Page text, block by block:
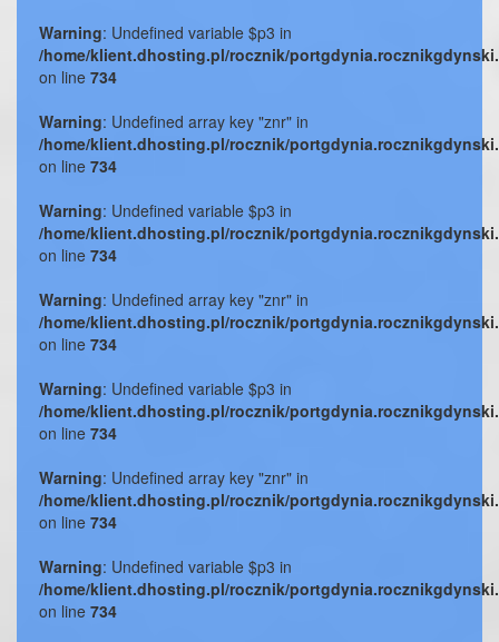
Warning: Undefined variable $p3 in
/home/klient.dhosting.pl/rocznik/
on line 734
Warning: Undefined array key "znr" in
/home/klient.dhosting.pl/rocznik/
on line 734
Warning: Undefined variable $p3 in
/home/klient.dhosting.pl/rocznik/
on line 734
Warning: Undefined array key "znr" in
/home/klient.dhosting.pl/rocznik/
on line 734
Warning: Undefined variable $p3 in
/home/klient.dhosting.pl/rocznik/
on line 734
Warning: Undefined array key "znr" in
/home/klient.dhosting.pl/rocznik/
on line 734
Warning: Undefined variable $p3 in
/home/klient.dhosting.pl/rocznik/
on line 734